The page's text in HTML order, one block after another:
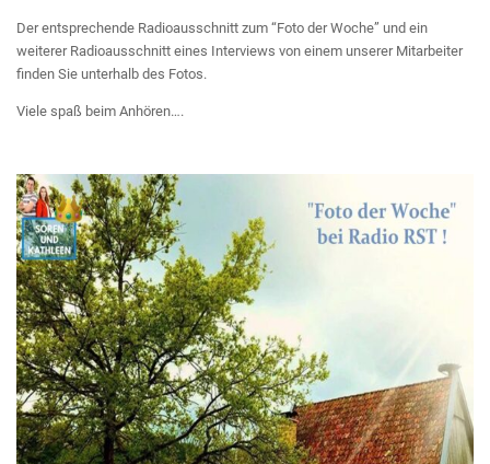
Der entsprechende Radioausschnitt zum “Foto der Woche” und ein
weiterer Radioausschnitt eines Interviews von einem unserer Mitarbeiter
finden Sie unterhalb des Fotos.
Viele spaß beim Anhören….